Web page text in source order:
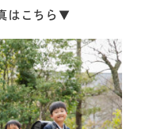
はこちら▼